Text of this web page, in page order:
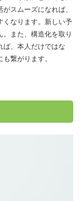
スムーズになれば、
くなります。新しい予
また、構造化を取り
ば、本人だけではな
繋がります。